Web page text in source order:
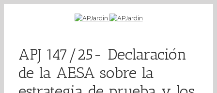
APJ 147/25- Declaración
de la AESA sobre la